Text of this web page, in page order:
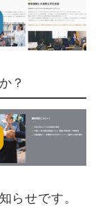
？
らせです。